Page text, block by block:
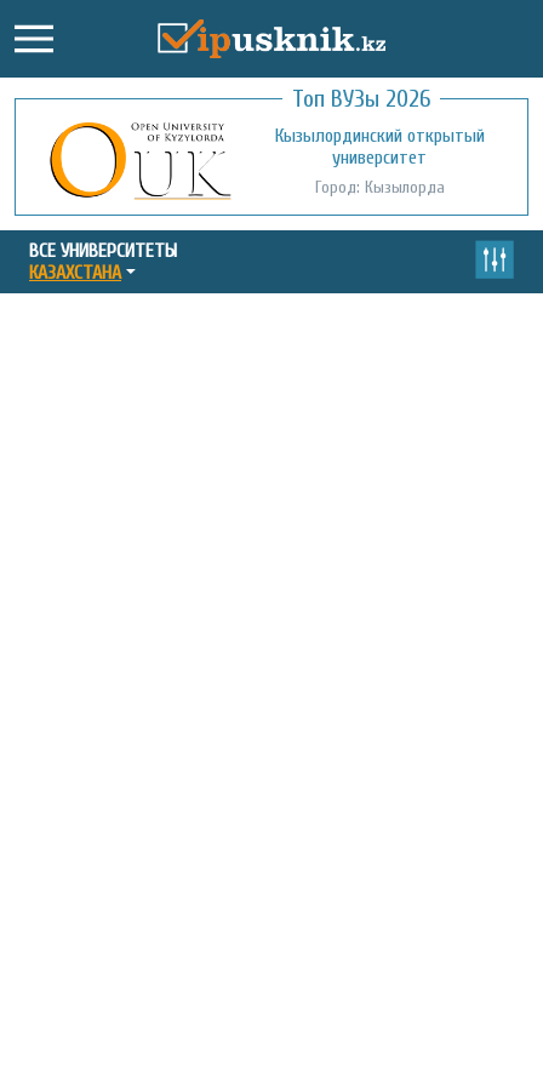
Топ ВУЗы 2026
Международный казахско-турецкий
университет им. Х.А. Ясави
Город: Туркестан
Кызылординский открытый
университет
Город: Кызылорда
ВСЕ УНИВЕРСИТЕТЫ
КАЗАХСТАНА